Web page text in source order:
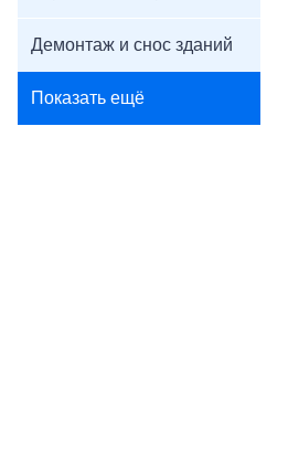
Демонтаж и снос зданий
Показать ещё